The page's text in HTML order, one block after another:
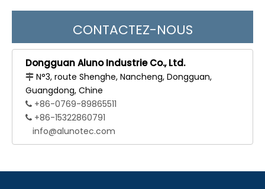
CONTACTEZ-NOUS
Dongguan Aluno Industrie Co., Ltd.
 N°3, route Shenghe, Nancheng, Dongguan,
Guangdong, Chine
 +86-0769-89865511
 +86-15322860791
info@alunotec.com